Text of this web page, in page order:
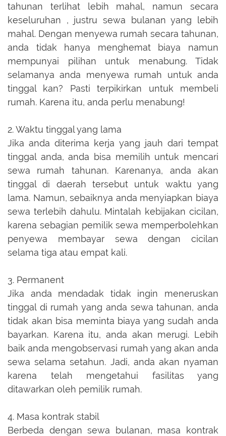
tahunan terlihat lebih mahal, namun secara
keseluruhan , justru sewa bulanan yang lebih
mahal. Dengan menyewa rumah secara tahunan,
anda tidak hanya menghemat biaya namun
mempunyai pilihan untuk menabung. Tidak
selamanya anda menyewa rumah untuk anda
tinggal kan? Pasti terpikirkan untuk membeli
rumah. Karena itu, anda perlu menabung!
2. Waktu tinggal yang lama
Jika anda diterima kerja yang jauh dari tempat
tinggal anda, anda bisa memilih untuk mencari
sewa rumah tahunan. Karenanya, anda akan
tinggal di daerah tersebut untuk waktu yang
lama. Namun, sebaiknya anda menyiapkan biaya
sewa terlebih dahulu. Mintalah kebijakan cicilan,
karena sebagian pemilik sewa memperbolehkan
penyewa membayar sewa dengan cicilan
selama tiga atau empat kali.
3. Permanent
Jika anda mendadak tidak ingin meneruskan
tinggal di rumah yang anda sewa tahunan, anda
tidak akan bisa meminta biaya yang sudah anda
bayarkan. Karena itu, anda akan merugi. Lebih
baik anda mengobservasi rumah yang akan anda
sewa selama setahun. Jadi, anda akan nyaman
karena telah mengetahui fasilitas yang
ditawarkan oleh pemilik rumah.
4. Masa kontrak stabil
Berbeda dengan sewa bulanan, masa kontrak